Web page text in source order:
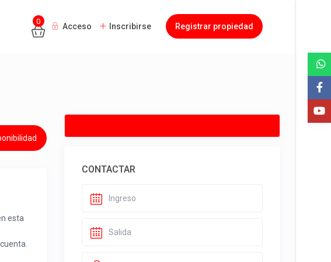
0
Acceso Inscribirse Registrar propiedad
esta
CONTACTAR